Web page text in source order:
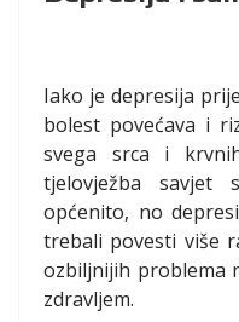
Iako je depresija
bolest povećava i
svega srca i
tjelovježba savjet
općenito, no
trebali povesti više
ozbiljnijih problema
zdravljem.